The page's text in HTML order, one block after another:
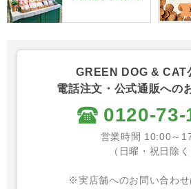
GREEN DOG & CAT
電話注文・公式通販への
0120-73-
営業時間 10:00～
（日曜・祝日除く
※実店舗へのお問い合わせ